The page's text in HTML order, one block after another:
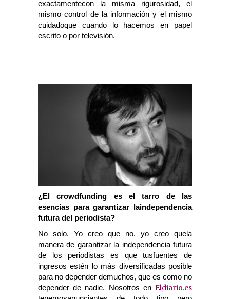
exactamentecon la misma rigurosidad, el
mismo control de la información y el mismo
cuidadoque cuando lo hacemos en papel
escrito o por televisión.
¿El crowdfunding es el tarro de las
esencias para garantizar laindependencia
futura del periodista?
No solo. Yo creo que no, yo creo quela
manera de garantizar la independencia futura
de los periodistas es que tusfuentes de
ingresos estén lo más diversificadas posible
para no depender demuchos, que es como no
depender de nadie. Nosotros en Eldiario.es